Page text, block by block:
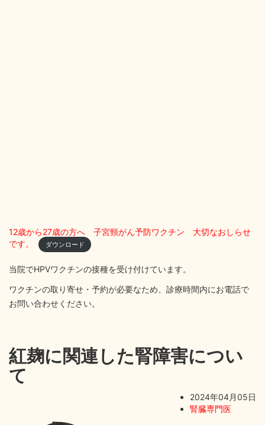
12歳から27歳の方へ 子宮頸がん予防ワクチン 大切なおしらせ
です。
ダウンロード
当院でHPVワクチンの接種を受け付けています。
ワクチンの取り寄せ・予約が必要なため、診療時間内にお電話で
お問い合わせください。
紅麹に関連した腎障害につい
て
2024年04月05日
腎臓専門医